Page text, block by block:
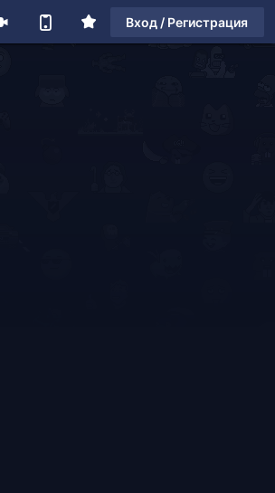
Вход / Регистрация